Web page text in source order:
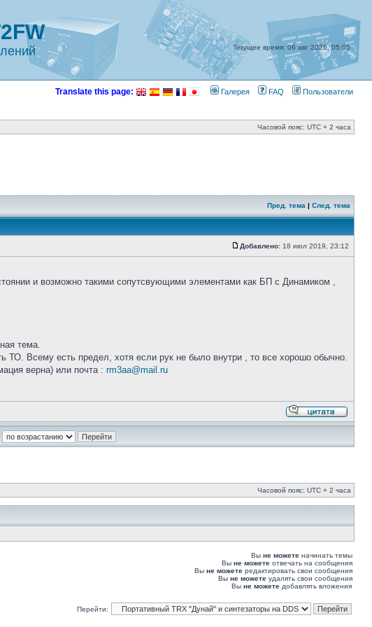
Текущее время: 06 авг 2026, 05:05
Translate this page: Галерея FAQ Пользователи
Часовой пояс: UTC + 2 часа
Пред. тема | След. тема
Добавлено: 18 июл 2019, 23:12
и возможно такими сопутсвующими элементами как БП с Динамиком ,
тема.
ТО. Всему есть предел, хотя если рук не было внутри , то все хорошо обычно.
верна) или почта : rm3aa@mail.ru
Часовой пояс: UTC + 2 часа
Вы не можете начинать темы
Вы не можете отвечать на сообщения
Вы не можете редактировать свои сообщения
Вы не можете удалять свои сообщения
Вы не можете добавлять вложения
Перейти: